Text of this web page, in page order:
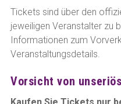
Tickets sind über den
jeweiligen Veranstalter zu
Informationen zum
Veranstaltungsdetails.
Vorsicht von